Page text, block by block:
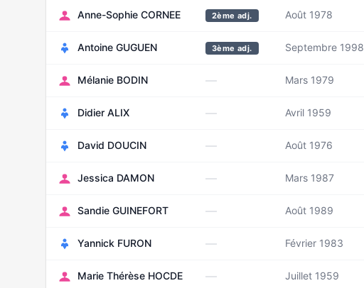
Anne-Sophie CORNEE 2ème adj. Août 1978
Antoine GUGUEN 3ème adj. Septembre 1998
Mélanie BODIN — Mars 1979
Didier ALIX — Avril 1959
David DOUCIN — Août 1976
Jessica DAMON — Mars 1987
Sandie GUINEFORT — Août 1989
Yannick FURON — Février 1983
Marie Thérèse HOCDE — Juillet 1959